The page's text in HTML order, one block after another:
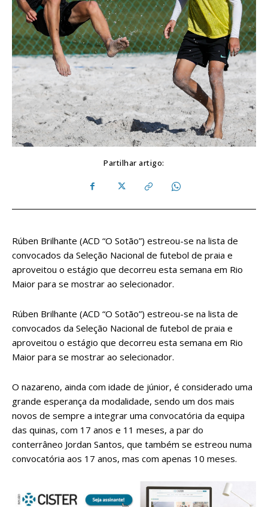
Partilhar artigo:
Rúben Brilhante (ACD “O Sotão”) estreou-se na lista de
convocados da Seleção Nacional de futebol de praia e
aproveitou o estágio que decorreu esta semana em Rio
Maior para se mostrar ao selecionador.
Rúben Brilhante (ACD “O Sotão”) estreou-se na lista de
convocados da Seleção Nacional de futebol de praia e
aproveitou o estágio que decorreu esta semana em Rio
Maior para se mostrar ao selecionador.
O nazareno, ainda com idade de júnior, é considerado uma
grande esperança da modalidade, sendo um dos mais
novos de sempre a integrar uma convocatória da equipa
das quinas, com 17 anos e 11 meses, a par do
conterrâneo Jordan Santos, que também se estreou numa
convocatória aos 17 anos, mas com apenas 10 meses.